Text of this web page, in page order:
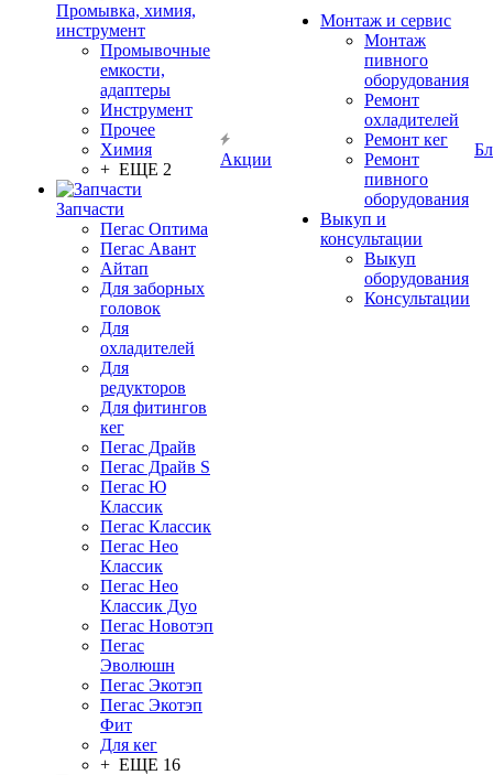
Промывка, химия,
инструмент
Промывочные
емкости,
адаптеры
Инструмент
Прочее
Химия
+ ЕЩЕ 2
Запчасти
Пегас Оптима
Пегас Авант
Айтап
Для заборных
головок
Для
охладителей
Для
редукторов
Для фитингов
кег
Пегас Драйв
Пегас Драйв S
Пегас Ю
Классик
Пегас Классик
Пегас Нео
Классик
Пегас Нео
Классик Дуо
Пегас Новотэп
Пегас
Эволюшн
Пегас Экотэп
Пегас Экотэп
Фит
Для кег
+ ЕЩЕ 16
Акции
Монтаж и сервис
Монтаж
пивного
оборудования
Ремонт
охладителей
Ремонт кег
Ремонт
пивного
оборудования
Выкуп и
консультации
Выкуп
оборудования
Консультации